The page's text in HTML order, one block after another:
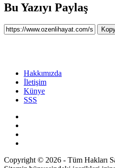
Bu Yazıyı Paylaş
Hakkımızda
İletişim
Künye
SSS
Copyright © 2026 - Tüm Hakları